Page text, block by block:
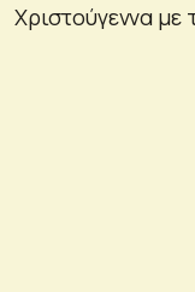
Χριστούγεννα